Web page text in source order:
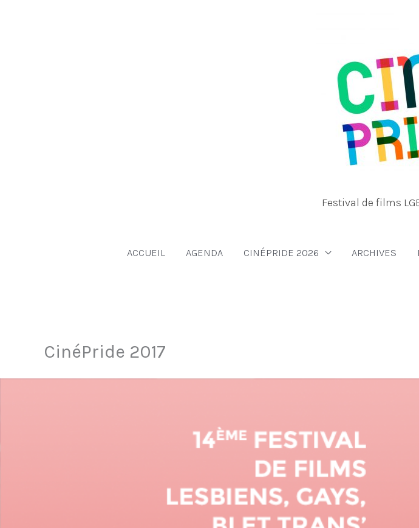
Festival de films
ACCUEIL AGENDA CINÉPRIDE 2026 ARCHIVES
CinéPride 2017